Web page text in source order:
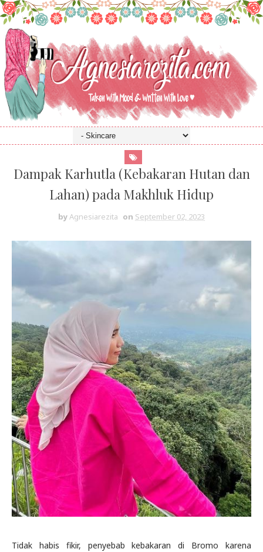
Dampak Karhutla (Kebakaran Hutan dan
Lahan) pada Makhluk Hidup
byAgnesiarezita on September 02, 2023
Tidak habis fikir, penyebab kebakaran di Bromo karena